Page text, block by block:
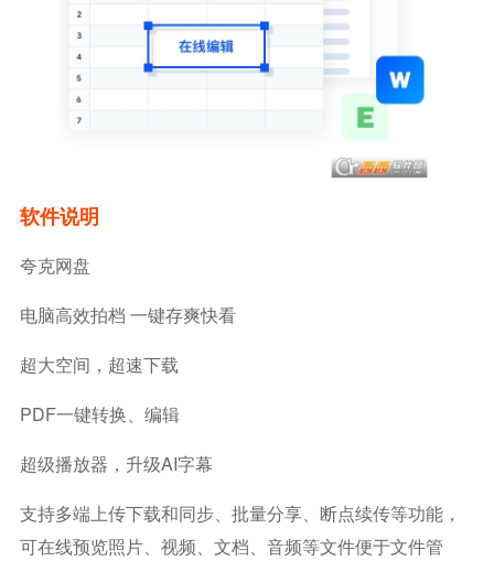
软件说明
夸克网盘
电脑高效拍档 一键存爽快看
超大空间，超速下载
PDF一键转换、编辑
超级播放器，升级AI字幕
支持多端上传下载和同步、批量分享、断点续传等功能，
可在线预览照片、视频、文档、音频等文件便于文件管